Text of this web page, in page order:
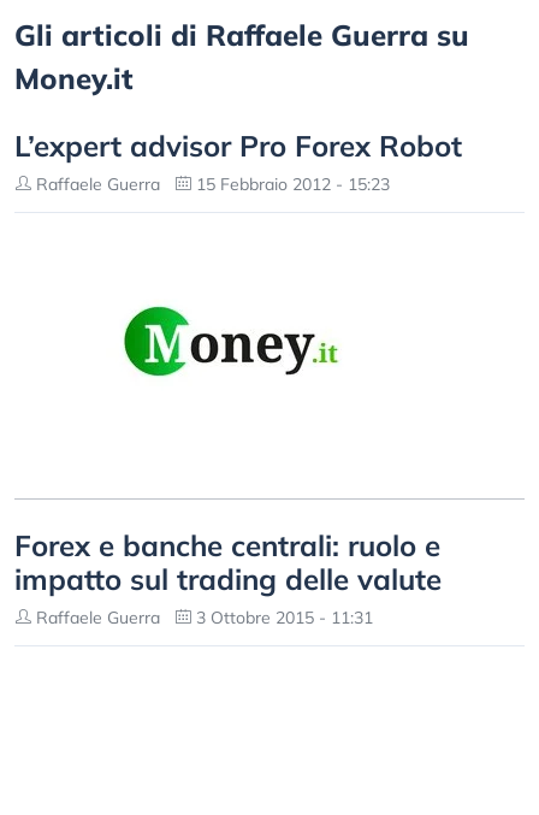
Gli articoli di Raffaele Guerra su
Money.it
L’expert advisor Pro Forex Robot
Raffaele Guerra 15 Febbraio 2012 - 15:23
Forex e banche centrali: ruolo e
impatto sul trading delle valute
Raffaele Guerra 3 Ottobre 2015 - 11:31